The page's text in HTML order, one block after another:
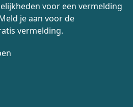
voor een vermelding
je aan voor de
vermelding.